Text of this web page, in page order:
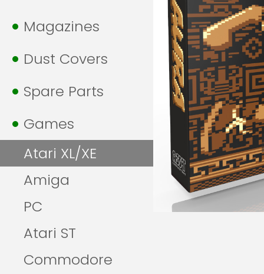
Magazines
Dust Covers
Spare Parts
Games
Atari XL/XE
Amiga
PC
Atari ST
Commodore